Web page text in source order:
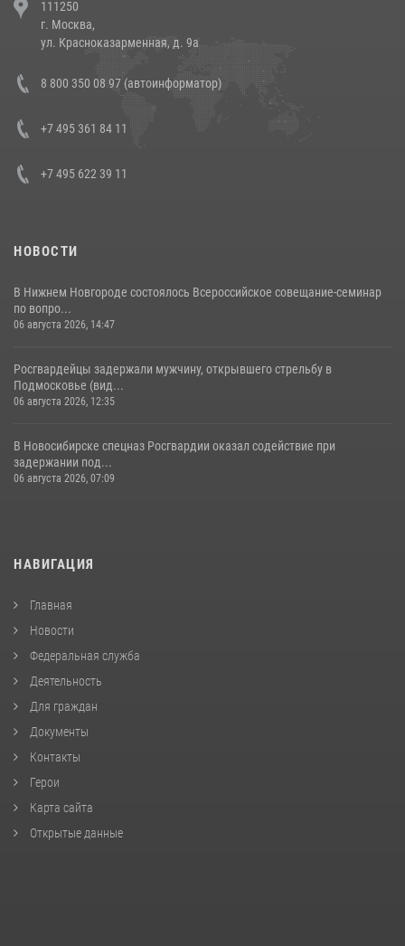
напавших на бригаду скорой помощи (видео)
14 июля 2026, 12:20
В Росгвардии прошла военно-научная конференция по обобщению
боевого опыта
111250
г. Москва,
ул. Красноказарменная, д. 9а
8 800 350 08 97 (автоинформатор)
+7 495 361 84 11
+7 495 622 39 11
НОВОСТИ
В Нижнем Новгороде состоялось Всероссийское совещание-семинар
по вопро...
06 августа 2026, 14:47
Росгвардейцы задержали мужчину, открывшего стрельбу в
Подмосковье (вид...
06 августа 2026, 12:35
В Новосибирске спецназ Росгвардии оказал содействие при
задержании под...
06 августа 2026, 07:09
НАВИГАЦИЯ
Главная
Новости
Федеральная служба
Деятельность
Для граждан
Документы
Контакты
Герои
Карта сайта
Открытые данные